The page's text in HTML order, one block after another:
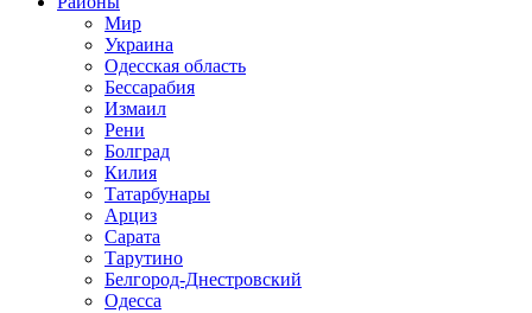
Мир
Украина
Одесская область
Бессарабия
Измаил
Рени
Болград
Килия
Татарбунары
Арциз
Сарата
Тарутино
Белгород-Днестровский
Одесса